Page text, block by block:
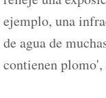
ejemplo, una
de agua de
contienen plomo',